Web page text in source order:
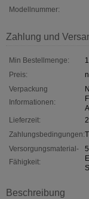
Modellnummer:
Zahlung und
Min Bestellmenge:
Preis:
Verpackung
Informationen:
Lieferzeit:
Zahlungsbedingungen:
Versorgungsmaterial-
Fähigkeit:
Beschreibung